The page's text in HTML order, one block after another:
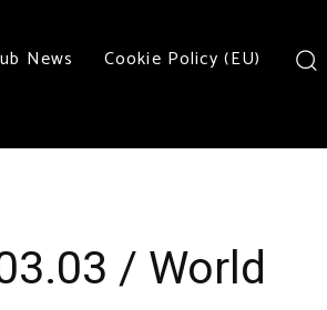
News Cookie Policy (EU)
/ World